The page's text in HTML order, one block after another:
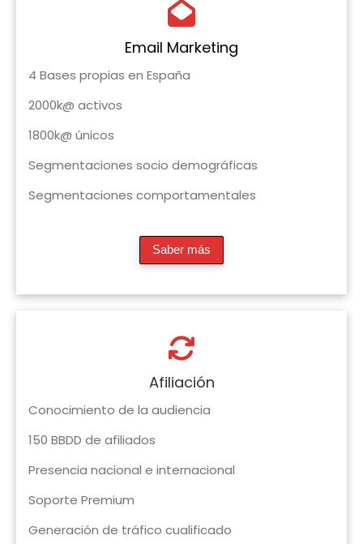
Email Marketing
4 Bases propias en España
2000k@ activos
1800k@ únicos
Segmentaciones socio demográficas
Segmentaciones comportamentales
Saber más
Afiliación
Conocimiento de la audiencia
150 BBDD de afiliados
Presencia nacional e internacional
Soporte Premium
Generación de tráfico cualificado